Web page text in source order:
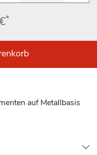
*
auf Metallbasis